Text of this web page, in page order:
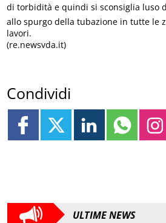
di torbidità e quindi si sconsiglia luso
allo spurgo della tubazione in tutte le
lavori.
(re.newsvda.it)
Condividi
ULTIME NEWS